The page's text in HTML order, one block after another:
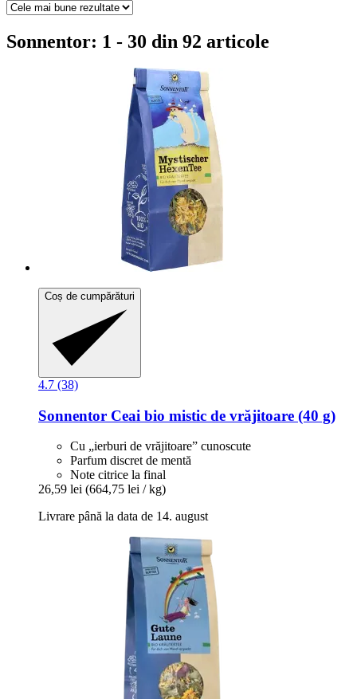
Sonnentor: 1 - 30 din 92 articole
Coș de cumpărături
4.7 (38)
Sonnentor Ceai bio mistic de vrăjitoare (40 g)
Cu „ierburi de vrăjitoare” cunoscute
Parfum discret de mentă
Note citrice la final
26,59 lei (664,75 lei / kg)
Livrare până la data de 14. august